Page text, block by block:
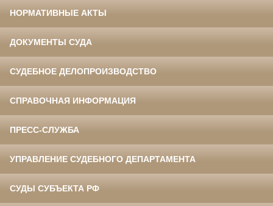
НОРМАТИВНЫЕ АКТЫ
ДОКУМЕНТЫ СУДА
СУДЕБНОЕ ДЕЛОПРОИЗВОДСТВО
СПРАВОЧНАЯ ИНФОРМАЦИЯ
ПРЕСС-СЛУЖБА
УПРАВЛЕНИЕ СУДЕБНОГО ДЕПАРТАМЕНТА
СУДЫ СУБЪЕКТА РФ